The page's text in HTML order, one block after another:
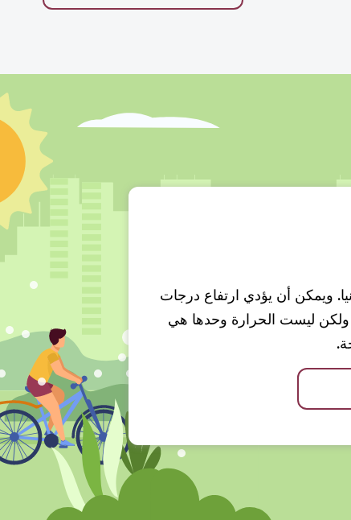
ويمكن أن يؤدي ارتفاع درجات
ولكن ليست الحرارة وحدها هي